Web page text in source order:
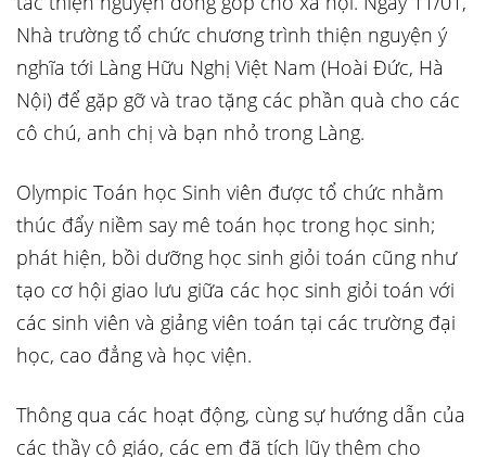
Nhà trường tổ chức chương trình thiện nguyện ý
nghĩa tới Làng Hữu Nghị Việt Nam (Hoài Đức, Hà
Nội) để gặp gỡ và trao tặng các phần quà cho các
cô chú, anh chị và bạn nhỏ trong Làng.
Olympic Toán học Sinh viên được tổ chức nhằm
thúc đẩy niềm say mê toán học trong học sinh;
phát hiện, bồi dưỡng học sinh giỏi toán cũng như
tạo cơ hội giao lưu giữa các học sinh giỏi toán với
các sinh viên và giảng viên toán tại các trường đại
học, cao đẳng và học viện.
Thông qua các hoạt động, cùng sự hướng dẫn của
các thầy cô giáo, các em đã tích lũy thêm cho